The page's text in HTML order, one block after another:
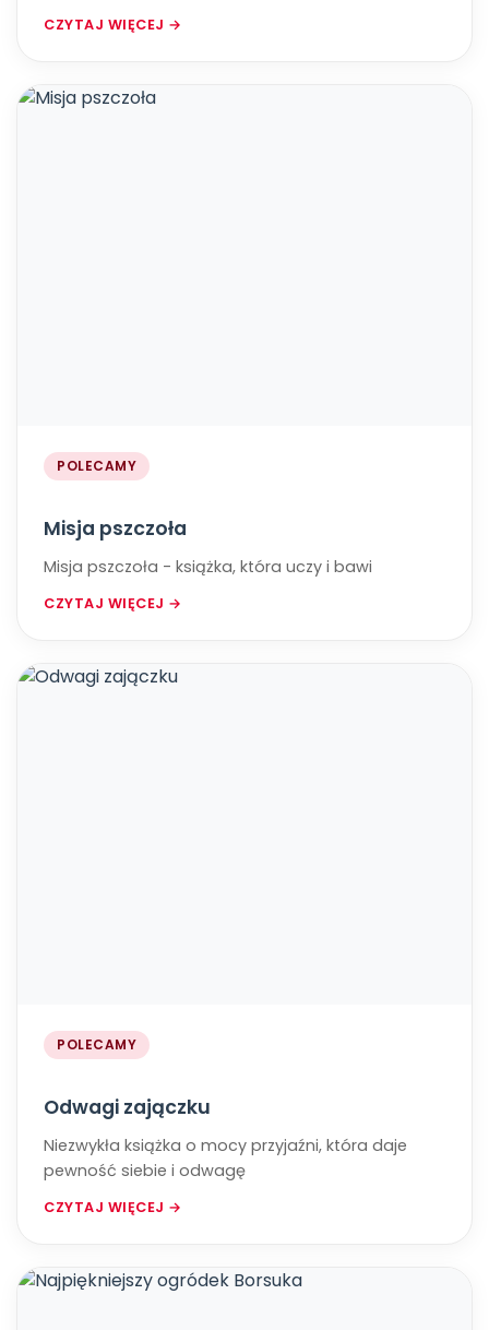
CZYTAJ WIĘCEJ →
POLECAMY
Misja pszczoła
Misja pszczoła - książka, która uczy i bawi
CZYTAJ WIĘCEJ →
POLECAMY
Odwagi zajączku
Niezwykła książka o mocy przyjaźni, która daje
pewność siebie i odwagę
CZYTAJ WIĘCEJ →